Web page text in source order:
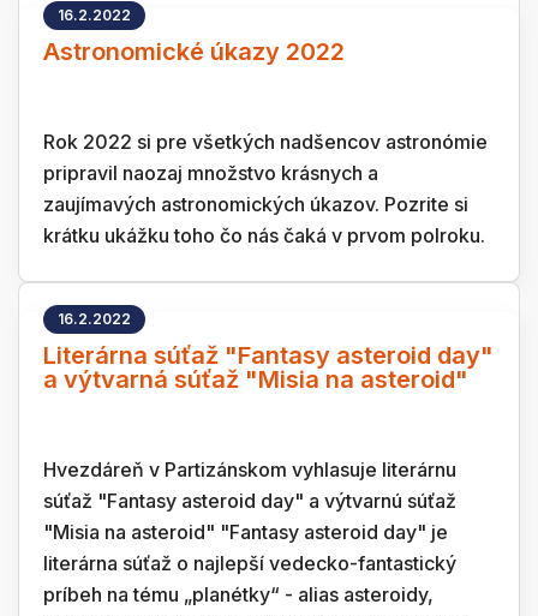
16.2.2022
Astronomické úkazy 2022
Rok 2022 si pre všetkých nadšencov astronómie
pripravil naozaj množstvo krásnych a
zaujímavých astronomických úkazov. Pozrite si
krátku ukážku toho čo nás čaká v prvom polroku.
16.2.2022
Literárna súťaž "Fantasy asteroid day"
a výtvarná súťaž "Misia na asteroid"
Hvezdáreň v Partizánskom vyhlasuje literárnu
súťaž "Fantasy asteroid day" a výtvarnú súťaž
"Misia na asteroid" "Fantasy asteroid day" je
literárna súťaž o najlepší vedecko-fantastický
príbeh na tému „planétky“ - alias asteroidy,